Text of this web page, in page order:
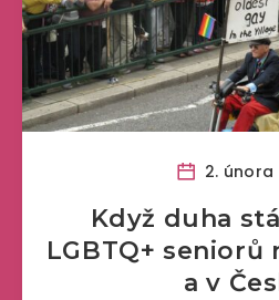
2. února
Když duha
LGBTQ+ seniorů
a v